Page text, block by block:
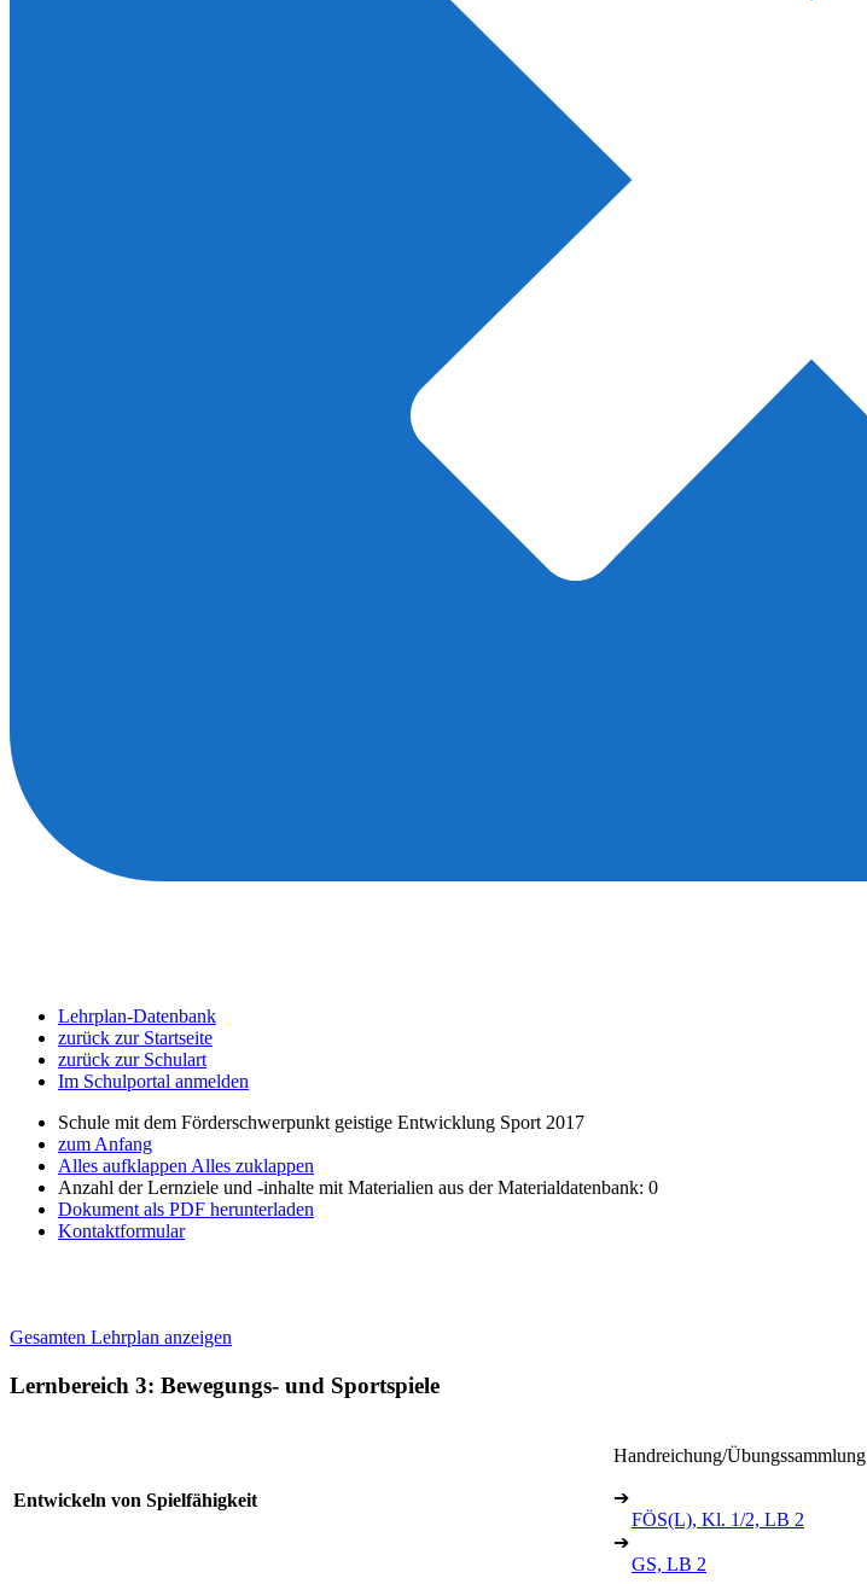
Lehrplan-Datenbank
zurück zur Startseite
zurück zur Schulart
Im Schulportal anmelden
Schule mit dem Förderschwerpunkt geistige Entwicklung Sport 2017
zum Anfang
Alles aufklappen Alles zuklappen
Anzahl der Lernziele und -inhalte mit Materialien aus der Materialdatenbank: 0
Dokument als PDF herunterladen
Kontaktformular
Gesamten Lehrplan anzeigen
Lernbereich 3: Bewegungs- und Sportspiele
Entwickeln von Spielfähigkeit
Handreichung/Übungssammlung
➔
FÖS(L), Kl. 1/2, LB 2
➔
GS, LB 2